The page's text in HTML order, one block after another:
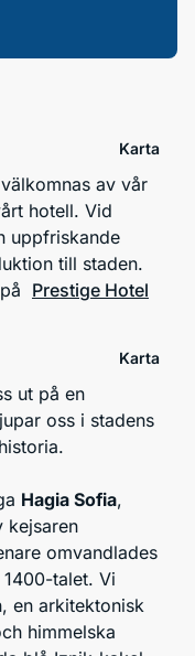
Karta
av vår
hotell. Vid
uppfriskande
till staden.
Prestige Hotel
Karta
ut på en
oss i stadens
Hagia Sofia,
kejsaren
omvandlades
talet. Vi
en arkitektonisk
himmelska